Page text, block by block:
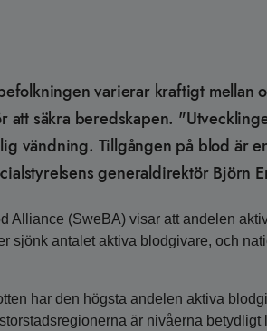
varierar kraftigt mellan
säkra beredskapen.
vändning. Tillgången på blod är
generaldirektör Björn
Alliance (SweBA) visar att andelen
sjönk antalet aktiva blodgivare, och
har den högsta andelen aktiva
är nivåerna